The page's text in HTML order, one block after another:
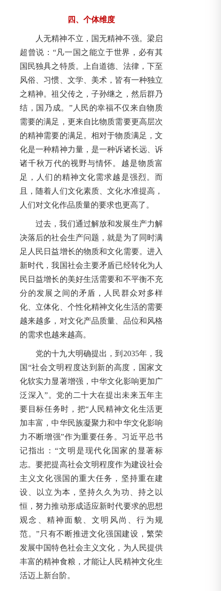
四、个体维度
人无精神不立，国无精神不强。梁启
超曾说：“凡一国之能立于世界，必有其
国民独具之特质。上自道德、法律，下至
风俗、习惯、文学、美术，皆有一种独立
之精神。祖父传之，子孙继之，然后群乃
结，国乃成。”人民的幸福不仅来自物质
需要的满足，更来自比物质需要更高层次
的精神需要的满足。相对于物质满足，文
化是一种精神力量，是一种诉诸长远、诉
诸千秋万代的视野与情怀。越是物质富
足，人们的精神文化需求越是强烈。而
且，随着人们文化素质、文化水准提高，
人们对文化作品质量的要求也更高了。
过去，我们通过解放和发展生产力解
决落后的社会生产问题，就是为了同时满
足人民日益增长的物质和文化需要。进入
新时代，我国社会主要矛盾已经转化为人
民日益增长的美好生活需要和不平衡不充
分的发展之间的矛盾，人民群众对多样
化、立体化、个性化精神文化生活的需要
越来越多，对文化产品质量、品位和风格
的需求也越来越高。
党的十九大明确提出，到2035年，我
国“社会文明程度达到新的高度，国家文
化软实力显著增强，中华文化影响更加广
泛深入”。党的二十大在提出未来五年主
要目标任务时，把“人民精神文化生活更
加丰富，中华民族凝聚力和中华文化影响
力不断增强”作为重要任务。习近平总书
记指出：“文明是现代化国家的显著标
志。要把提高社会文明程度作为建设社会
主义文化强国的重大任务，坚持重在建
设、以立为本，坚持久久为功、持之以
恒，努力推动形成适应新时代要求的思想
观念、精神面貌、文明风尚、行为规
范。”只有不断推进文化强国建设，繁荣
发展中国特色社会主义文化，为人民提供
丰富的精神食粮，才能让人民精神文化生
活迈上新台阶。